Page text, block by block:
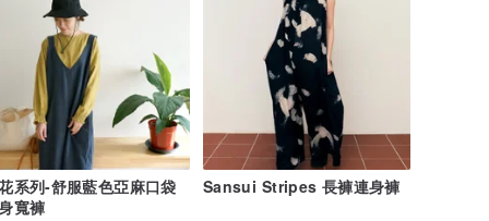
系列-舒服藍色亞麻口袋
寬褲
Sansui Stripes 長褲連身褲